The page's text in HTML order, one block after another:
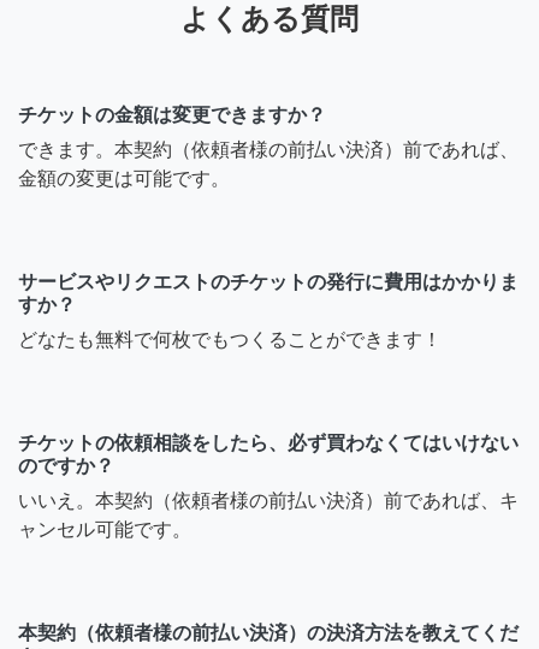
よくある質問
チケットの金額は変更できますか？
できます。本契約（依頼者様の前払い決済）前であれば、
金額の変更は可能です。
サービスやリクエストのチケットの発行に費用はかかりま
すか？
どなたも無料で何枚でもつくることができます！
チケットの依頼相談をしたら、必ず買わなくてはいけない
のですか？
いいえ。本契約（依頼者様の前払い決済）前であれば、キ
ャンセル可能です。
本契約（依頼者様の前払い決済）の決済方法を教えてくだ